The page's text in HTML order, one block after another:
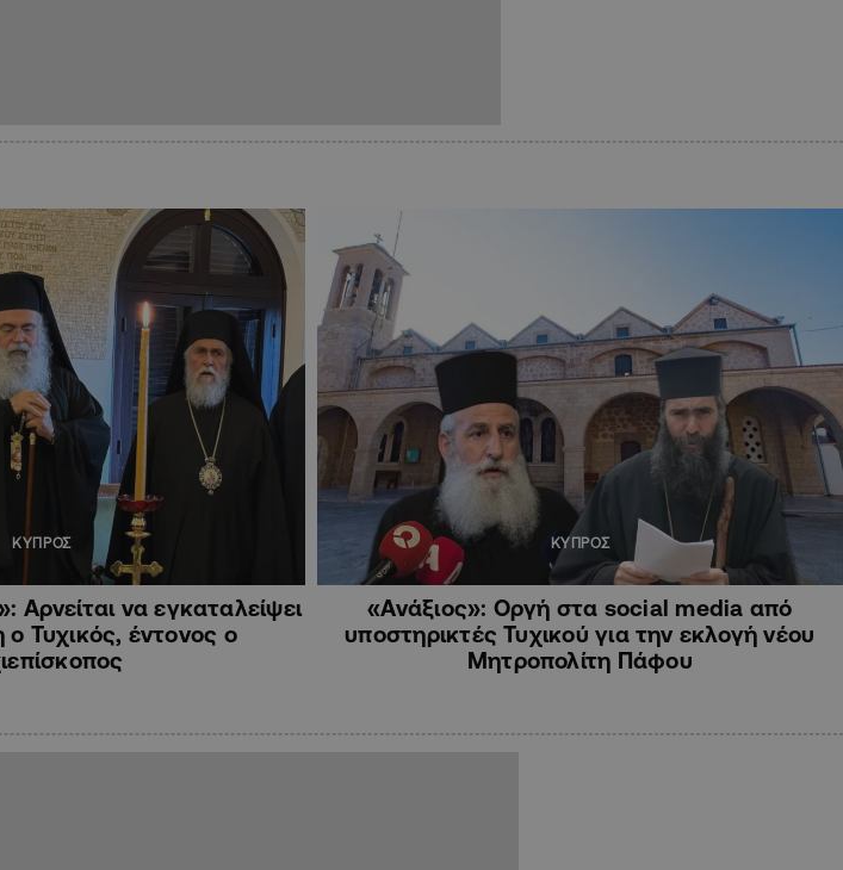
ΚΥΠΡΟΣ
να εγκαταλείψει
Τυχικός, έντονος ο
ΚΥΠΡΟΣ
«Ανάξιος»: Οργή στα social media από
υποστηρικτές Τυχικού για την εκλογή νέου
Μητροπολίτη Πάφου